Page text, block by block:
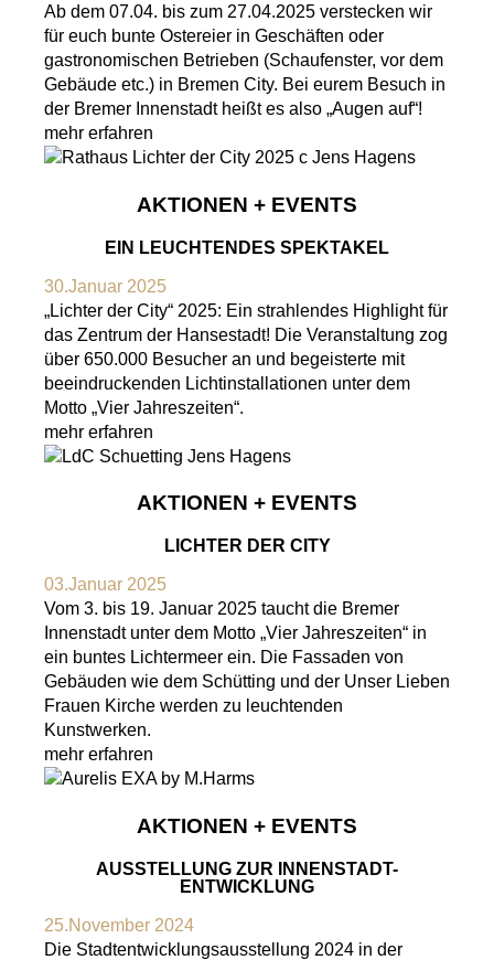
Ab dem 07.04. bis zum 27.04.2025 verstecken wir
für euch bunte Ostereier in Geschäften oder
gastronomischen Betrieben (Schaufenster, vor dem
Gebäude etc.) in Bremen City. Bei eurem Besuch in
der Bremer Innenstadt heißt es also „Augen auf“!
mehr erfahren
AKTIONEN + EVENTS
EIN LEUCHTENDES SPEKTAKEL
30.Januar 2025
„Lichter der City“ 2025: Ein strahlendes Highlight für
das Zentrum der Hansestadt! Die Veranstaltung zog
über 650.000 Besucher an und begeisterte mit
beeindruckenden Lichtinstallationen unter dem
Motto „Vier Jahreszeiten“.
mehr erfahren
AKTIONEN + EVENTS
LICHTER DER CITY
03.Januar 2025
Vom 3. bis 19. Januar 2025 taucht die Bremer
Innenstadt unter dem Motto „Vier Jahreszeiten“ in
ein buntes Lichtermeer ein. Die Fassaden von
Gebäuden wie dem Schütting und der Unser Lieben
Frauen Kirche werden zu leuchtenden
Kunstwerken.
mehr erfahren
AKTIONEN + EVENTS
AUSSTELLUNG ZUR INNENSTADT-
ENTWICKLUNG
25.November 2024
Die Stadtentwicklungsausstellung 2024 in der